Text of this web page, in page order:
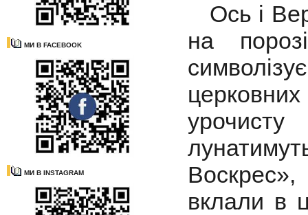
МИ В FACEBOOK
МИ В INSTAGRAM
Ось і
на
вклали в